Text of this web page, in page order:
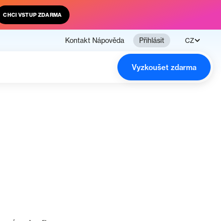
CHCI VSTUP ZDARMA
Kontakt Nápověda Přihlásit CZ
Vyzkoušet zdarma